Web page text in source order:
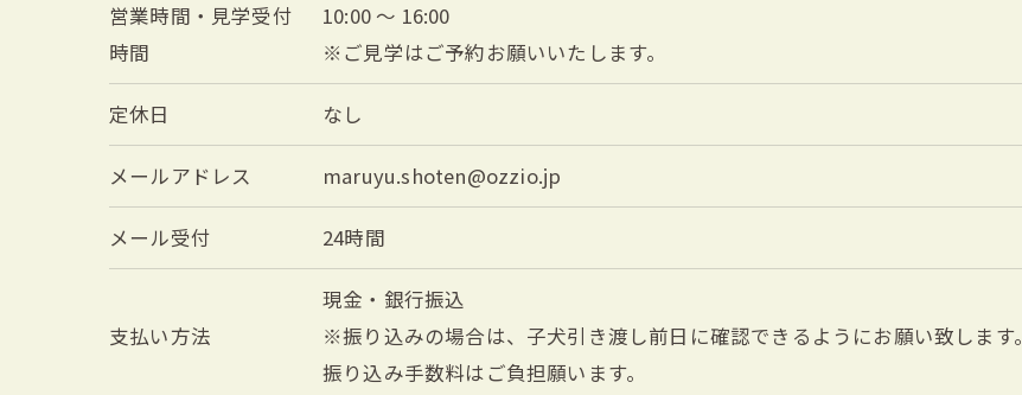
営業時間・見学受付
時間
10:00 ～ 16:00
※ご見学はご予約お願いいたします。
定休日 なし
メールアドレス maruyu.shoten@ozzio.jp
メール受付 24時間
支払い方法
現金・銀行振込
※振り込みの場合は、子犬引き渡し前日に確認できるようにお願い致します。
振り込み手数料はご負担願います。